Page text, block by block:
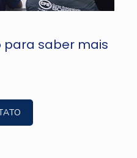
para saber mais